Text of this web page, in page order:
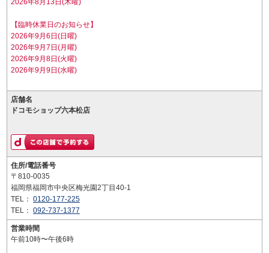
2026年8月13日(木曜)
【臨時休業日のお知らせ】
2026年9月6日(日曜)
2026年9月7日(月曜)
2026年9月8日(火曜)
2026年9月9日(水曜)
店舗名
ドコモショップ六本松店
住所/電話番号
〒810-0035
福岡県福岡市中央区梅光園2丁目40-1
TEL： 0120-177-225
TEL： 092-737-1377
営業時間
午前10時〜午後6時